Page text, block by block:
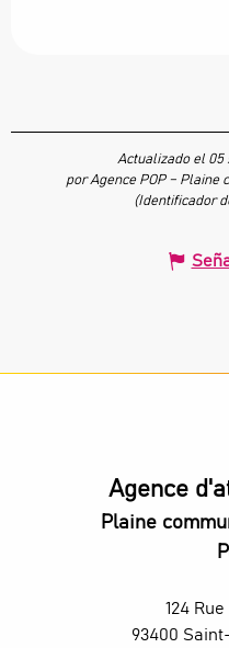
Actualizado el 05
por Agence POP – Plaine
(Identificador
Agence
Plaine
124
93400